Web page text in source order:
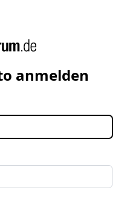
anmelden